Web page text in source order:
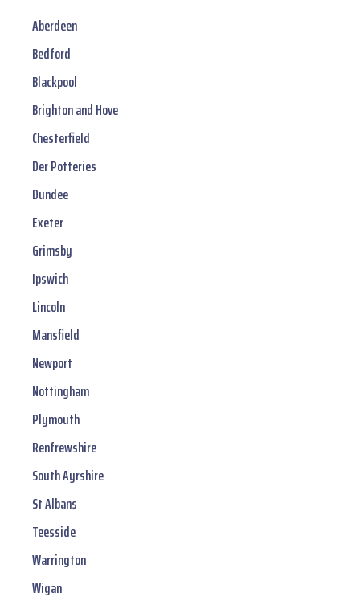
Aberdeen
Bedford
Blackpool
Brighton and Hove
Chesterfield
Der Potteries
Dundee
Exeter
Grimsby
Ipswich
Lincoln
Mansfield
Newport
Nottingham
Plymouth
Renfrewshire
South Ayrshire
St Albans
Teesside
Warrington
Wigan